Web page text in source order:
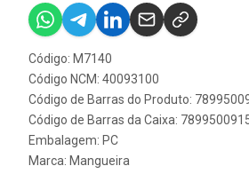
Código: M7140
Código NCM: 40093100
Código de Barras do Produto:
Código de Barras da Caixa:
Embalagem: PC
Marca: Mangueira